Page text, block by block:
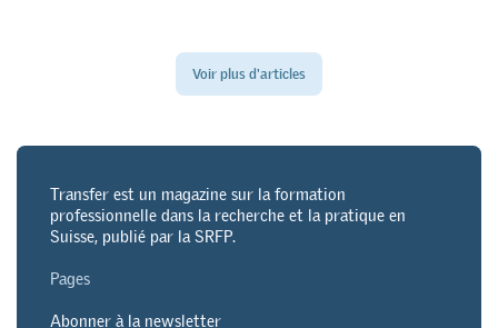
Voir plus d'articles
Transfer est un magazine sur la formation
professionnelle dans la recherche et la pratique en
Suisse, publié par la SRFP.
Pages
Abonner à la newsletter